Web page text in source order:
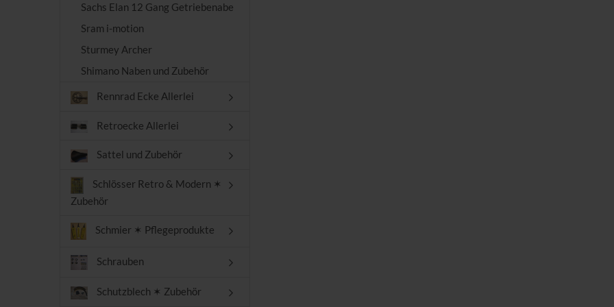
Sachs Elan 12 Gang Getriebenabe
Sram i-motion
Sturmey Archer
Shimano Naben und Zubehör
Rennrad Ecke Allerlei
Retroecke Allerlei
Sattel und Zubehör
Schlösser Retro & Modern ✶
Zubehör
Schmier ✶ Pflegeprodukte
Schrauben
Schutzblech ✶ Zubehör